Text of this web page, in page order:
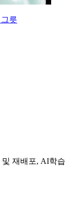
릇
재배포, AI학습